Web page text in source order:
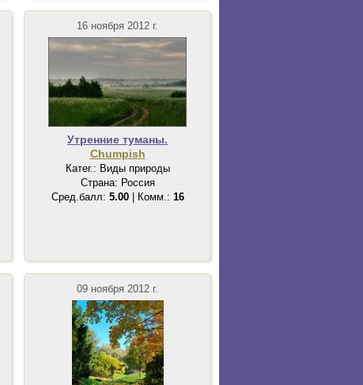
16 ноября 2012 г.
Утренние туманы.
Chumpish
Катег.: Виды природы
Страна: Россия
Сред.балл: 5.00| Комм.: 16
09 ноября 2012 г.